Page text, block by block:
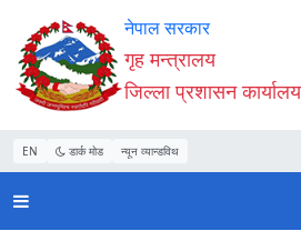
Accessibility
Mode
सुरु
गर्नुहोस्
सामाग्री
पढ्नुहाेस्
नेभिगेसन
पढ्नुहाेस्
वेबसाइट
खोजमा
जानुहोस्
नेपाल सरकार
गृह मन्त्रालय
जिल्ला प्रशासन कार्यालय,
EN डार्क मोड न्यून व्यान्डविथ